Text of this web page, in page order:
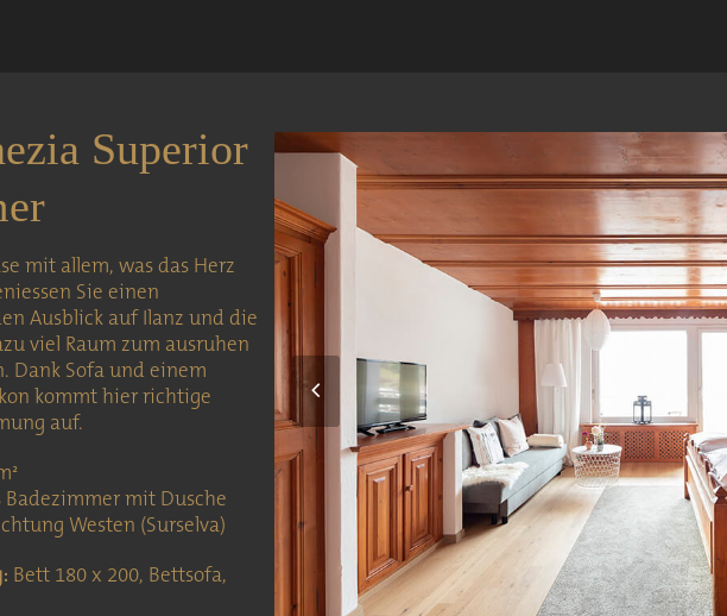
Superior
mit allem, was das Herz
Sie einen
Ausblick auf Ilanz und die
viel Raum zum ausruhen
Dank Sofa und einem
kommt hier richtige
auf.
Badezimmer mit Dusche
Westen (Surselva)
Bett 180 x 200, Bettsofa,
Previous
Slide